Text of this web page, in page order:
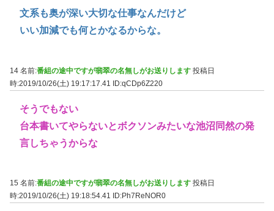
文系も奥が深い大切な仕事なんだけど
いい加減でも何とかなるからな。
14 名前:番組の途中ですが翡翠の名無しがお送りします 投稿日
時:2019/10/26(土) 19:17:17.41 ID:qCDp6Z220
そうでもない
台本書いてやらないとボクソンみたいな池沼同然の発
言しちゃうからな
15 名前:番組の途中ですが翡翠の名無しがお送りします 投稿日
時:2019/10/26(土) 19:18:54.41
ID:Ph7ReNOR0